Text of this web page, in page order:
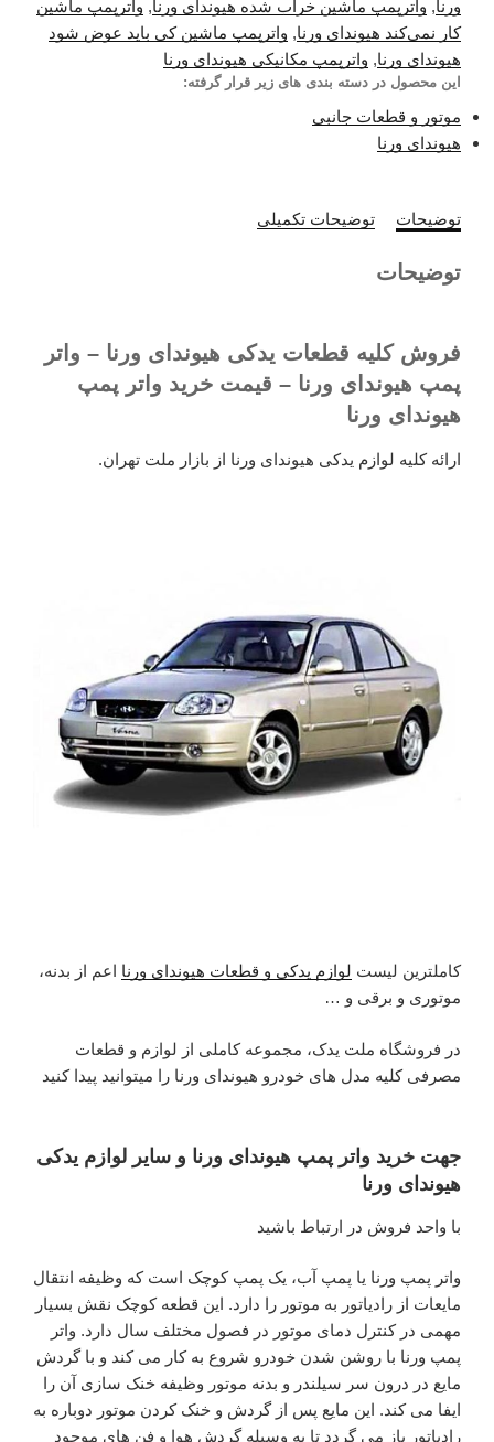
ورنا, واترپمپ ماشین خراب شده هیوندای ورنا, واترپمپ ماشین
کار نمی‌کند هیوندای ورنا, واترپمپ ماشین کی باید عوض شود
هیوندای ورنا, واترپمپ مکانیکی هیوندای ورنا
این محصول در دسته بندی های زیر قرار گرفته:
موتور و قطعات جانبی
هیوندای ورنا
توضیحات توضیحات تکمیلی
توضیحات
فروش کلیه قطعات یدکی هیوندای ورنا – واتر
پمپ هیوندای ورنا – قیمت خرید واتر پمپ
هیوندای ورنا
ارائه کلیه لوازم یدکی هیوندای ورنا از بازار ملت تهران.
کاملترین لیست لوازم یدکی و قطعات هیوندای ورنا اعم از بدنه،
موتوری و برقی و …
در فروشگاه ملت یدک، مجموعه کاملی از لوازم و قطعات
مصرفی کلیه مدل های خودرو هیوندای ورنا را میتوانید پیدا کنید
جهت خرید واتر پمپ هیوندای ورنا و سایر لوازم یدکی
هیوندای ورنا
با واحد فروش در ارتباط باشید
واتر پمپ ورنا یا پمپ آب، یک پمپ کوچک است که وظیفه انتقال
مایعات از رادیاتور به موتور را دارد. این قطعه کوچک نقش بسیار
مهمی در کنترل دمای موتور در فصول مختلف سال دارد. واتر
پمپ ورنا با روشن شدن خودرو شروع به کار می کند و با گردش
مایع در درون سر سیلندر و بدنه موتور وظیفه خنک سازی آن را
ایفا می کند. این مایع پس از گردش و خنک کردن موتور دوباره به
رادیاتور باز می گردد تا به وسیله گردش هوا و فن های موجود